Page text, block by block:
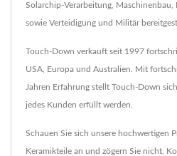
Solarchip-Verarbeitung,
sowie Verteidigung und Militär
Touch-Down verkauft seit 1997
USA, Europa und Australien. Mit
Jahren Erfahrung stellt Touch-Down
jedes Kunden erfüllt werden.
Schauen Sie sich unsere hochwertigen
Keramikteile an und zögern Sie nicht,